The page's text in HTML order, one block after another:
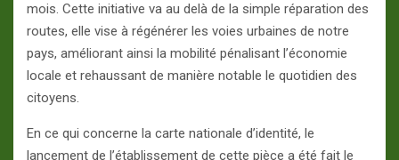
mois. Cette initiative va au delà de la simple réparation des
routes, elle vise à régénérer les voies urbaines de notre
pays, améliorant ainsi la mobilité pénalisant l’économie
locale et rehaussant de manière notable le quotidien des
citoyens.
En ce qui concerne la carte nationale d’identité, le
lancement de l’établissement de cette pièce a été fait le